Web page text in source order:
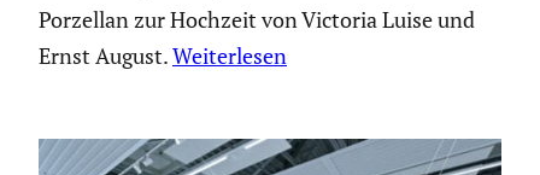
Porzellan zur Hochzeit von Victoria Luise und
Ernst August.Weiter­lesen